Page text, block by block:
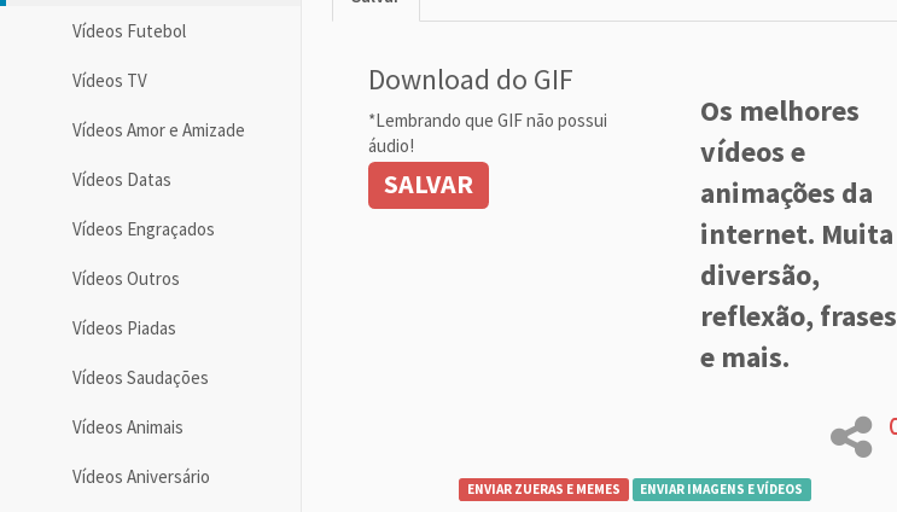
Vídeos Futebol
Vídeos TV
Vídeos Amor e Amizade
Vídeos Datas
Vídeos Engraçados
Vídeos Outros
Vídeos Piadas
Vídeos Saudações
Vídeos Animais
Vídeos Aniversário
Download do GIF
*Lembrando que GIF não possui
áudio!
SALVAR
Os melhores
vídeos e
animações da
internet. Muita
diversão,
reflexão, frases
e mais.
ENVIAR ZUERAS E MEMES ENVIAR IMAGENS E VÍDEOS